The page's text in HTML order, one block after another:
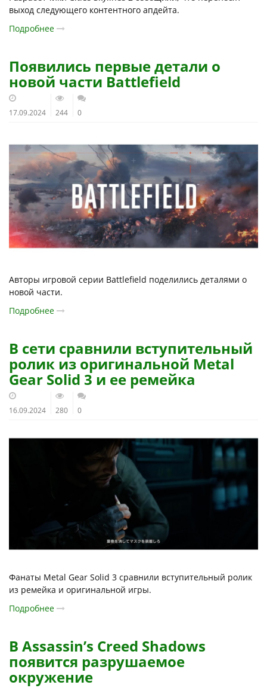
выход следующего контентного апдейта.
Подробнее
Появились первые детали о
новой части Battlefield
17.09.2024 244 0
Авторы игровой серии Battlefield поделились деталями о
новой части.
Подробнее
В сети сравнили вступительный
ролик из оригинальной Metal
Gear Solid 3 и ее ремейка
16.09.2024 280 0
Фанаты Metal Gear Solid 3 сравнили вступительный ролик
из ремейка и оригинальной игры.
Подробнее
В Assassin’s Creed Shadows
появится разрушаемое
окружение